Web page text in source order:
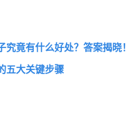
究竟有什么好处？答案揭晓！
五大关键步骤